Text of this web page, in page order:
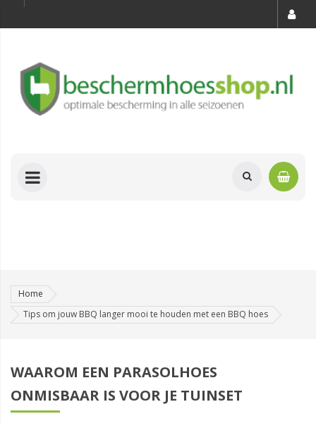
Home
Tips om jouw BBQ langer mooi te houden met een BBQ hoes
WAAROM EEN PARASOLHOES
ONMISBAAR IS VOOR JE TUINSET